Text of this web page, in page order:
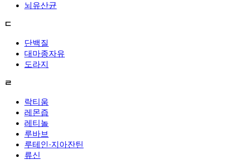
뇌유산균
ㄷ
단백질
대마종자유
도라지
ㄹ
락티움
레몬즙
레티놀
루바브
루테인·지아잔틴
류신